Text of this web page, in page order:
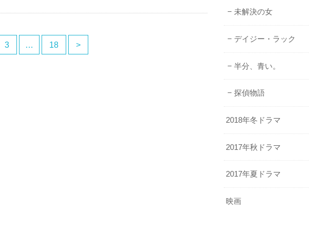
3 … 18 >
未解決の女
デイジー・ラック
半分、青い。
探偵物語
2018年冬ドラマ
2017年秋ドラマ
2017年夏ドラマ
映画